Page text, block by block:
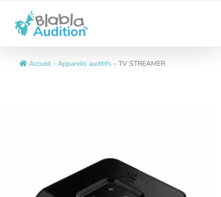
contenu
Accueil - Appareils auditifs - TV STREAMER